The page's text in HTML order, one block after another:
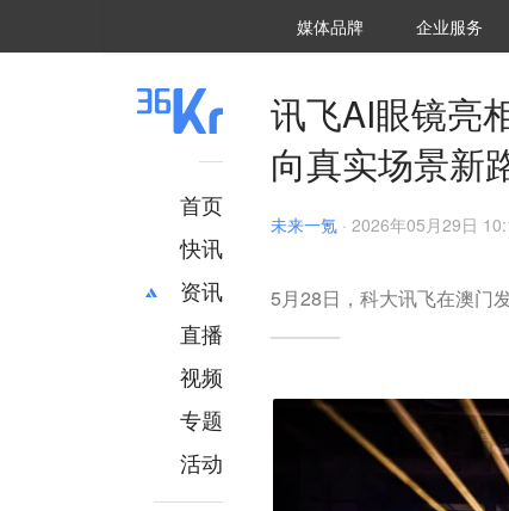
媒体品牌 36Kr研究院
企业服务
首页
快讯
资讯
推荐
财经
项目推荐
安徽
直播
视频
专题
活动
讯飞AI眼镜亮
向真实场景新
未来一氪 · 2026年05月29日
5月28日，科大讯飞在澳门